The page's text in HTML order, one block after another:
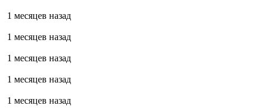
1 месяцев назад
1 месяцев назад
1 месяцев назад
1 месяцев назад
1 месяцев назад